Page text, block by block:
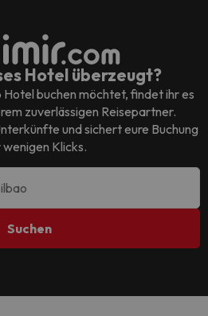
Hotel überzeugt?
Hotelbuchen möchtet, findet ihr es
zuverlässigen Reisepartner.
und sichert eure Buchung
wenigen Klicks.
Suchen